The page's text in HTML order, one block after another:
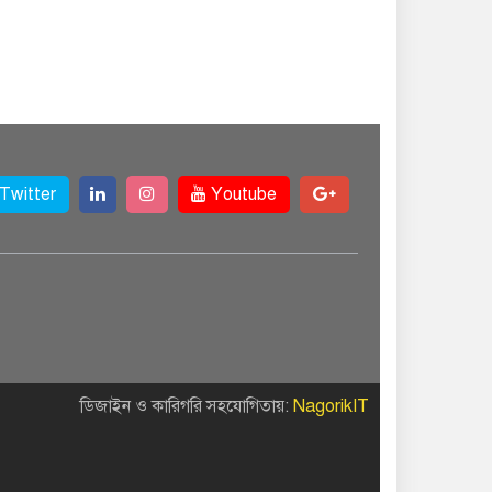
Twitter Youtube
ডিজাইন ও কারিগরি সহযোগিতায়: NagorikIT